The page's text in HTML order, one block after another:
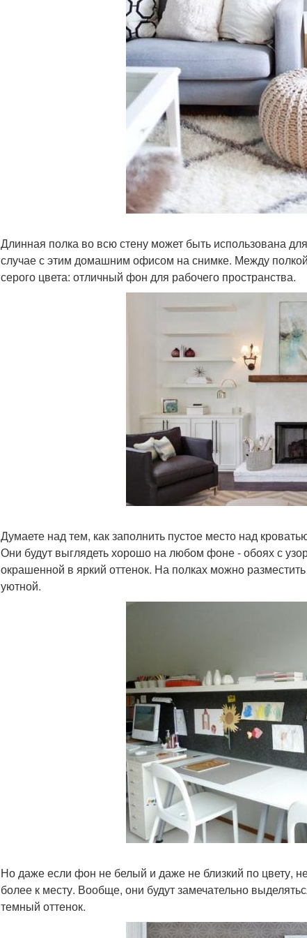
Длинная полка во всю стену может быть использована
случае с этим домашним офисом на снимке. Между
серого цвета: отличный фон для рабочего пространства.
Думаете над тем, как заполнить пустое место над
Они будут выглядеть хорошо на любом фоне - обоях с
окрашенной в яркий оттенок. На полках можно
уютной.
Но даже если фон не белый и даже не близкий по цвету,
более к месту. Вообще, они будут замечательно
темный оттенок.